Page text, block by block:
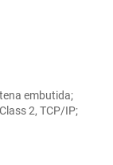
embutida;
2, TCP/IP;